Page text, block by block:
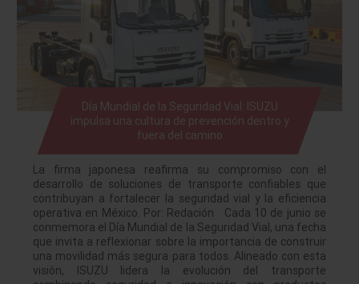
Día Mundial de la Seguridad Vial: ISUZU
impulsa una cultura de prevención dentro y
fuera del camino
La firma japonesa reafirma su compromiso con el
desarrollo de soluciones de transporte confiables que
contribuyan a fortalecer la seguridad vial y la eficiencia
operativa en México. Por: Redación Cada 10 de junio se
conmemora el Día Mundial de la Seguridad Vial, una fecha
que invita a reflexionar sobre la importancia de construir
una movilidad más segura para todos. Alineado con esta
visión, ISUZU lidera la evolución del transporte